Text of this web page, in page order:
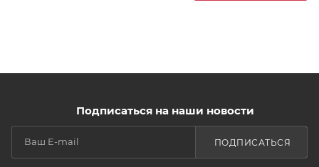
Подписаться на наши новости
ПОДПИСАТЬСЯ